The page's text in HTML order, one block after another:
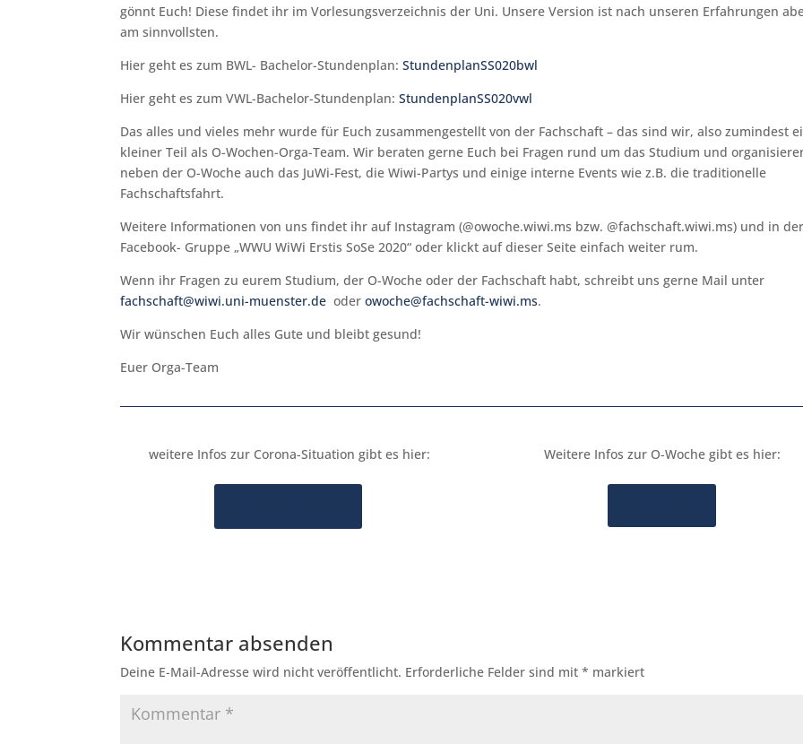
gönnt Euch! Diese findet ihr im Vorlesungsverzeichnis der Uni. Unsere Version ist nach unseren Erfahrungen
am sinnvollsten.
Hier geht es zum BWL- Bachelor-Stundenplan:StundenplanSS020bwl
Hier geht es zum VWL-Bachelor-Stundenplan:StundenplanSS020vwl
Das alles und vieles mehr wurde für Euch zusammengestellt von der Fachschaft – das sind wir, also zumindest
kleiner Teil als O-Wochen-Orga-Team. Wir beraten gerne Euch bei Fragen rund um das Studium und
neben der O-Woche auch das JuWi-Fest, die Wiwi-Partys und einige interne Events wie z.B. die traditionelle
Fachschaftsfahrt.
Weitere Informationen von uns findet ihr auf Instagram (@owoche.wiwi.ms bzw. @fachschaft.wiwi.ms) und in der
Facebook- Gruppe „WWU WiWi Erstis SoSe 2020“ oder klickt auf dieser Seite einfach weiter rum.
Wenn ihr Fragen zu eurem Studium, der O-Woche oder der Fachschaft habt, schreibt uns gerne Mail unter
fachschaft@wiwi.uni-muenster.de oderowoche@fachschaft-wiwi.ms.
Wir wünschen Euch alles Gute und bleibt gesund!
Euer Orga-Team
weitere Infos zur Corona-Situation gibt es hier: Weitere Infos zur O-Woche gibt es hier:
Kommentar absenden
Deine E-Mail-Adresse wird nicht veröffentlicht. Erforderliche Felder sind mit* markiert